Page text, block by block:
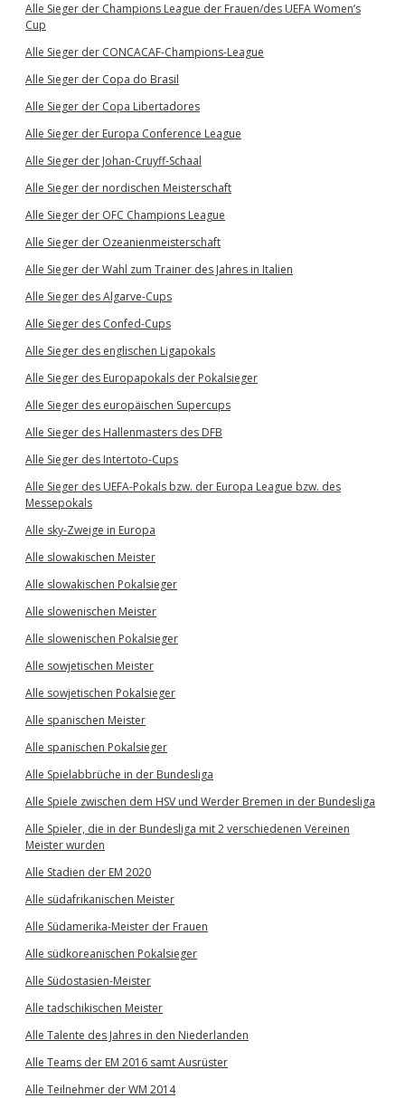
Alle Sieger der Champions League der Frauen/des UEFA Women’s
Cup
Alle Sieger der CONCACAF-Champions-League
Alle Sieger der Copa do Brasil
Alle Sieger der Copa Libertadores
Alle Sieger der Europa Conference League
Alle Sieger der Johan-Cruyff-Schaal
Alle Sieger der nordischen Meisterschaft
Alle Sieger der OFC Champions League
Alle Sieger der Ozeanienmeisterschaft
Alle Sieger der Wahl zum Trainer des Jahres in Italien
Alle Sieger des Algarve-Cups
Alle Sieger des Confed-Cups
Alle Sieger des englischen Ligapokals
Alle Sieger des Europapokals der Pokalsieger
Alle Sieger des europäischen Supercups
Alle Sieger des Hallenmasters des DFB
Alle Sieger des Intertoto-Cups
Alle Sieger des UEFA-Pokals bzw. der Europa League bzw. des
Messepokals
Alle sky-Zweige in Europa
Alle slowakischen Meister
Alle slowakischen Pokalsieger
Alle slowenischen Meister
Alle slowenischen Pokalsieger
Alle sowjetischen Meister
Alle sowjetischen Pokalsieger
Alle spanischen Meister
Alle spanischen Pokalsieger
Alle Spielabbrüche in der Bundesliga
Alle Spiele zwischen dem HSV und Werder Bremen in der Bundesliga
Alle Spieler, die in der Bundesliga mit 2 verschiedenen Vereinen
Meister wurden
Alle Stadien der EM 2020
Alle südafrikanischen Meister
Alle Südamerika-Meister der Frauen
Alle südkoreanischen Pokalsieger
Alle Südostasien-Meister
Alle tadschikischen Meister
Alle Talente des Jahres in den Niederlanden
Alle Teams der EM 2016 samt Ausrüster
Alle Teilnehmer der WM 2014